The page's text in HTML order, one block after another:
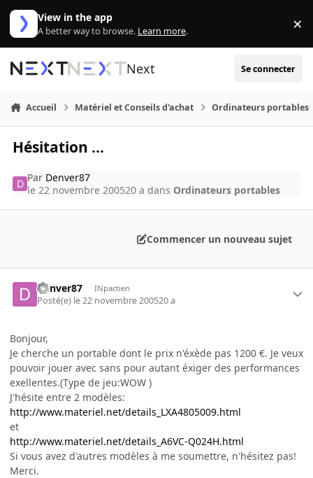
Aller au contenu
View in the app
A better way to browse. Learn more. ×
Next Se connecter
Accueil Matériel et Conseils d'achat Ordinateurs portables
Hésitation ...
Par Denver87
le 22 novembre 200520 a dans Ordinateurs portables
Commencer un nouveau sujet
Denver87 INpactien
Posté(e) le 22 novembre 200520 a
Bonjour,
Je cherche un portable dont le prix n'éxède pas 1200 €. Je veux
pouvoir jouer avec sans pour autant éxiger des performances
exellentes.(Type de jeu:WOW )
J'hésite entre 2 modèles:
http://www.materiel.net/details_LXA4805009.html
et
http://www.materiel.net/details_A6VC-Q024H.html
Si vous avez d'autres modèles à me soumettre, n'hésitez pas!
Merci.